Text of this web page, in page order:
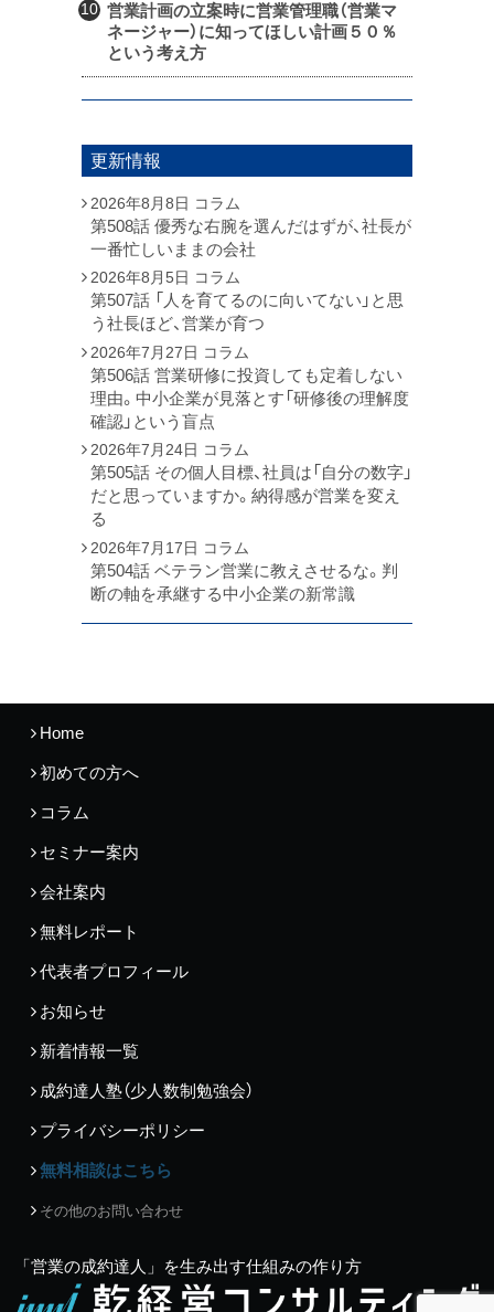
営業計画の立案時に営業管理職（営業マ
ネージャー）に知ってほしい計画５０％
という考え方
更新情報
2026年8月8日 コラム
第508話 優秀な右腕を選んだはずが、社長が
一番忙しいままの会社
2026年8月5日 コラム
第507話 「人を育てるのに向いてない」と思
う社長ほど、営業が育つ
2026年7月27日 コラム
第506話 営業研修に投資しても定着しない
理由。中小企業が見落とす「研修後の理解度
確認」という盲点
2026年7月24日 コラム
第505話 その個人目標、社員は「自分の数字」
だと思っていますか。納得感が営業を変え
る
2026年7月17日 コラム
第504話 ベテラン営業に教えさせるな。判
断の軸を承継する中小企業の新常識
Home
初めての方へ
コラム
セミナー案内
会社案内
無料レポート
代表者プロフィール
お知らせ
新着情報一覧
成約達人塾（少人数制勉強会）
プライバシーポリシー
無料相談はこちら
その他のお問い合わせ
「営業の成約達人」を生み出す仕組みの作り方